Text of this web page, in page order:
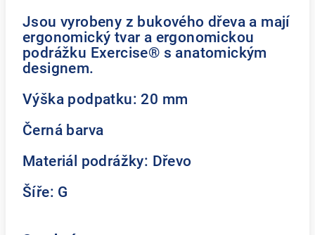
Jsou vyrobeny z bukového dřeva a mají
ergonomický tvar a ergonomickou
podrážku Exercise® s anatomickým
designem.
Výška podpatku: 20 mm
Černá barva
Materiál podrážky: Dřevo
Šíře: G